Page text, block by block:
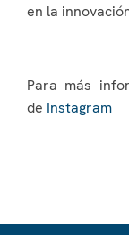
en la
Para más
de Instagram